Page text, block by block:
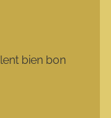
bien bon